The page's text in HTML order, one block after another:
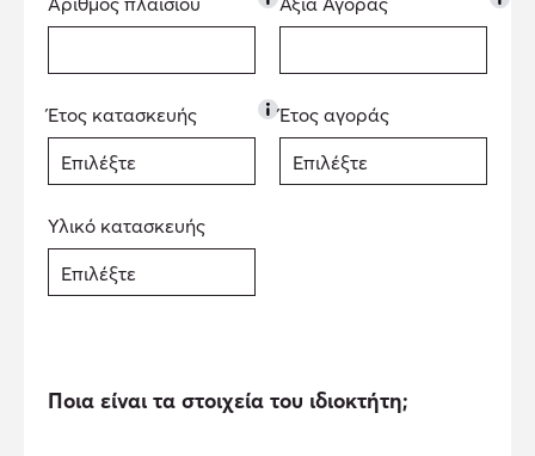
Έτος κατασκευής Έτος αγοράς
Υλικό κατασκευής
Ποια είναι τα στοιχεία του ιδιοκτήτη;